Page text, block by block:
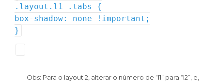
.layout.l1 .tabs {
box-shadow: none !important;
}
Obs: Para o layout 2, alterar o número de “l1” para “l2”, e,